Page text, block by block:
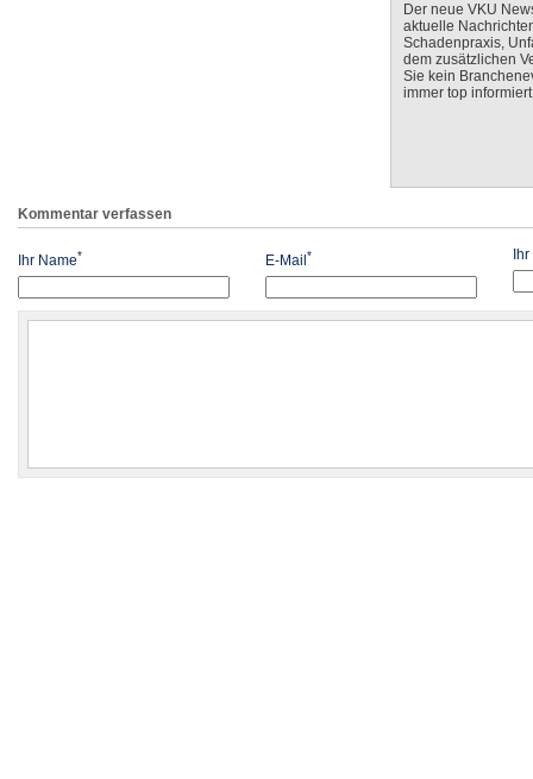
Der neue VKU
aktuelle
Schadenpraxis,
dem zusätzlichen
Sie kein
immer top
Kommentar verfassen
Ihr Name* E-Mail *